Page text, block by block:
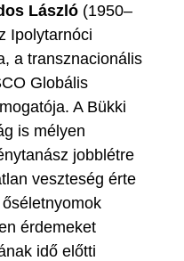
László (1950–
Ipolytarnóci
a transznacionális
Globális
A Bükki
is mélyen
jobblétre
veszteség érte
érdemeket
idő előtti